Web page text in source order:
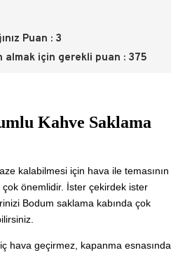
Puan : 3
almak için gerekli puan : 375
Kahve Saklama
kalabilmesi için hava ile temasının
önemlidir. İster çekirdek ister
Bodum saklama kabında çok
hava geçirmez, kapanma esnasında